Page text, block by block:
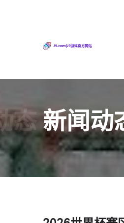
态 新闻动